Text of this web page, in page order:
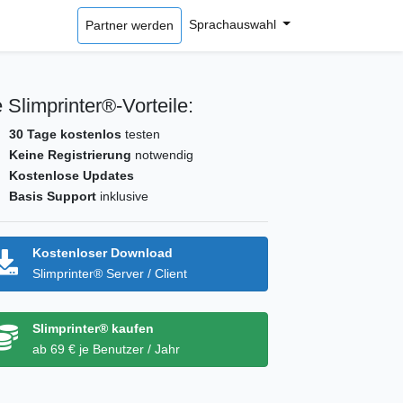
Partner werden Sprachauswahl
Slimprinter®-Vorteile:
30 Tage kostenlos testen
Keine Registrierung notwendig
Kostenlose Updates
Basis Support inklusive
Kostenloser Download
Slimprinter® Server / Client
Slimprinter® kaufen
ab 69 € je Benutzer / Jahr